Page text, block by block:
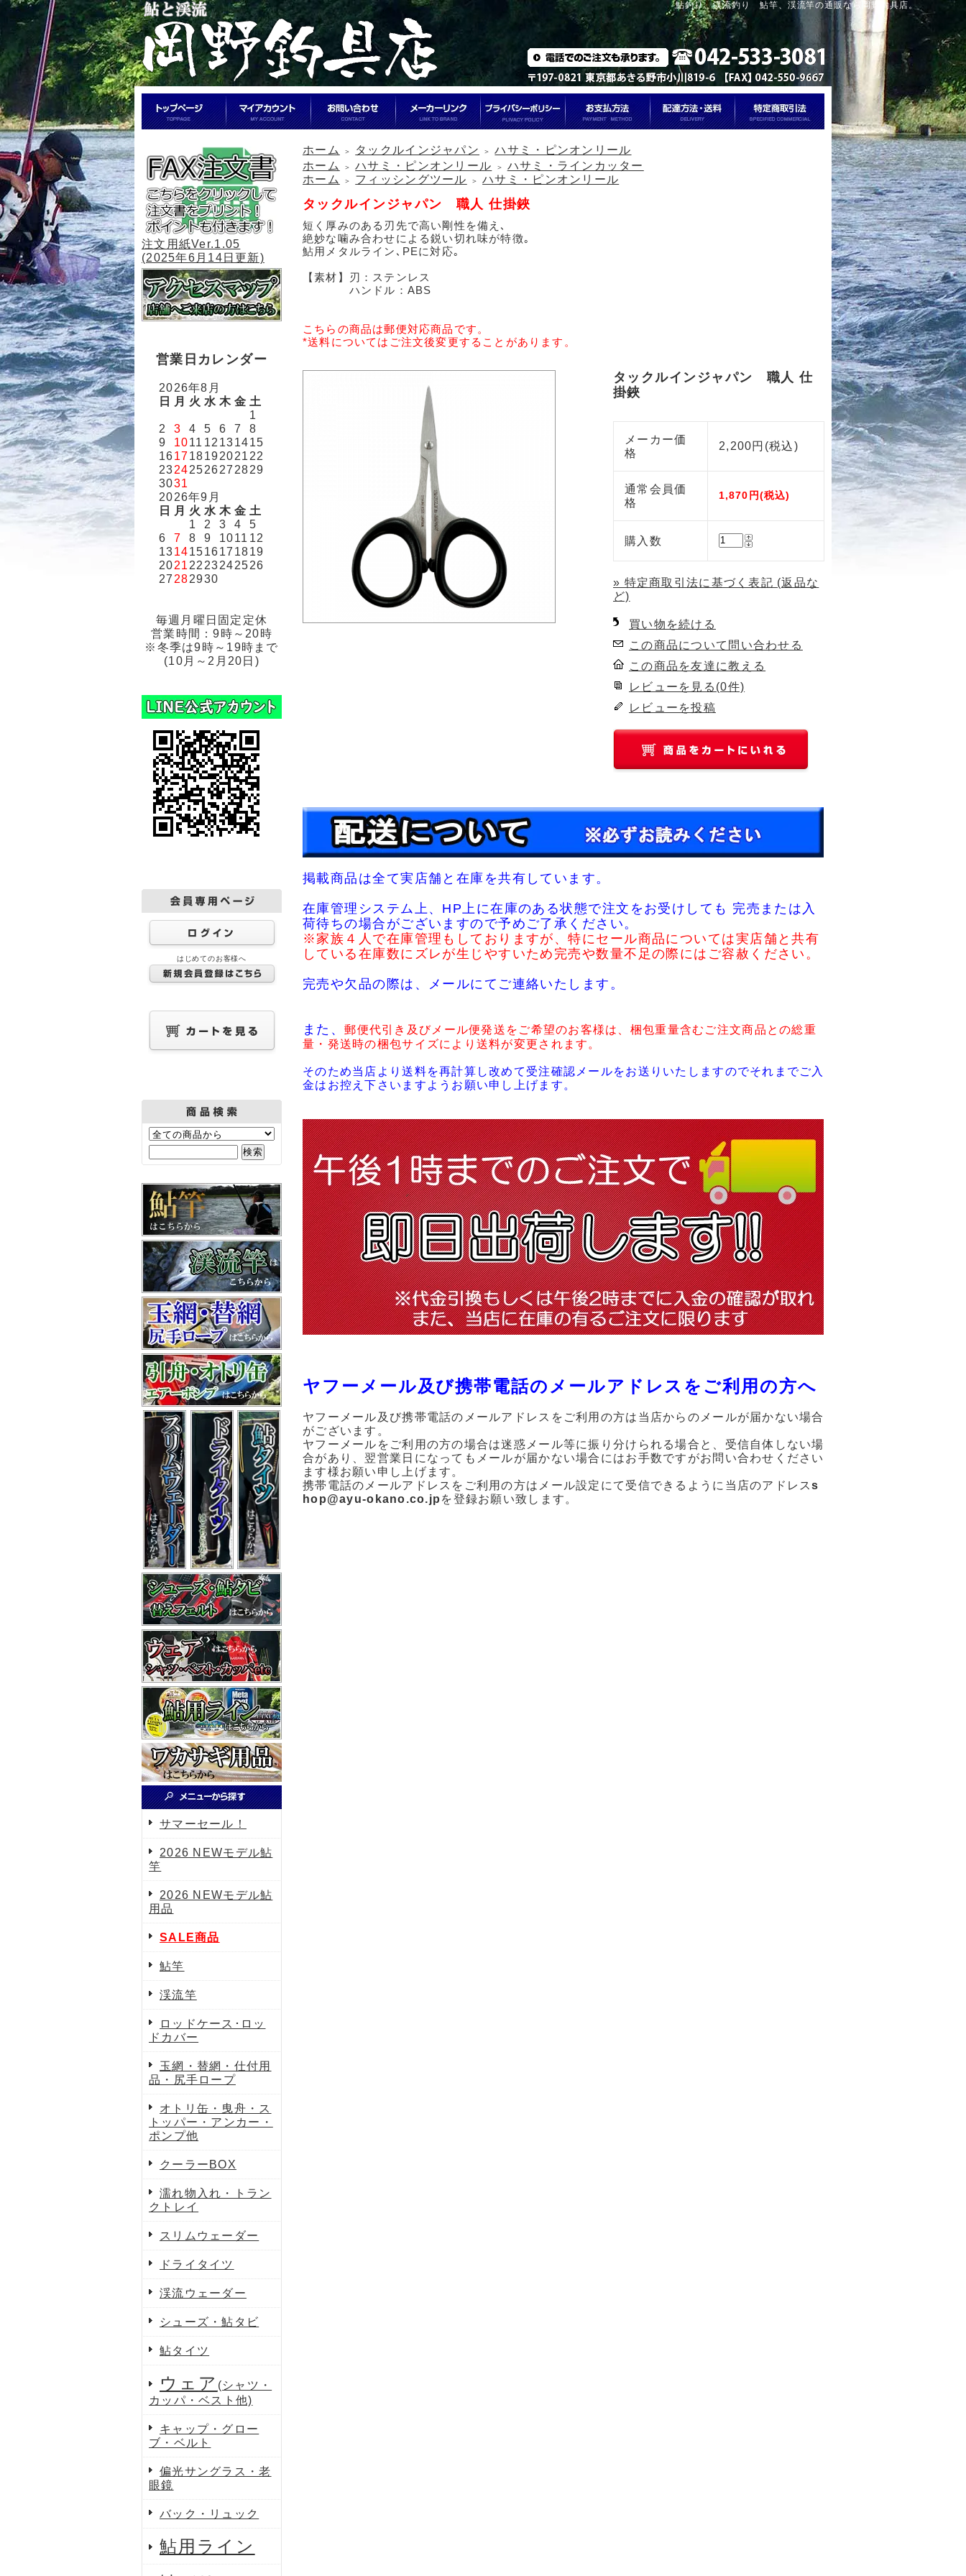
鮎釣り、渓流釣り 鮎竿、渓流竿の通販なら岡野釣具店。
注文用紙Ver.1.05
(2025年6月14日更新)
営業日カレンダー
2026年8月
日
月 火 水 木 金 土
1
2
3 4 5 6 7
8
9
1011 12 131415
161718192021 22
2324252627 2829
3031
2026年9月
日
月 火 水 木 金 土
1
2 3 4
5
6
7 8 9 1011 12
1314151617 1819
2021 22 23242526
27 282930
毎週月曜日固定定休
営業時間：9時～20時
※冬季は9時～19時まで
(10月～2月20日)
はじめてのお客様へ
サマーセール！
2026 NEWモデル鮎
竿
2026 NEWモデル鮎
用品
SALE商品
鮎竿
渓流竿
ロッドケース･ロッ
ドカバー
玉網・替網・仕付用
品・尻手ロープ
オトリ缶・曳舟・ス
トッパー・アンカー・
ポンプ他
クーラーBOX
濡れ物入れ・トラン
クトレイ
スリムウェーダー
ドライタイツ
渓流ウェーダー
シューズ・鮎タビ
鮎タイツ
ウェア (シャツ・
カッパ・ベスト他)
キャップ・グロー
ブ・ベルト
偏光サングラス・老
眼鏡
バック・リュック
鮎用ライン
ホーム ＞ タックルインジャパン ＞
ハサミ・ピンオンリール
ホーム
＞ ハサミ・ピンオンリール ＞
ハサミ・ラインカッター
ホーム
＞ フィッシングツール ＞ ハサミ・ピンオンリール
タックルインジャパン 職人 仕掛鋏
短く厚みのある刃先で高い剛性を備え､
絶妙な噛み合わせによる鋭い切れ味が特徴｡
鮎用メタルライン､PEに対応｡
【素材】刃：ステンレス
ハンドル：ABS
こちらの商品は郵便対応商品です。
*送料についてはご注文後変更することがあります。
タックルインジャパン 職人 仕
掛鋏
メーカー価
格
2,200円(税込)
通常会員価
格
1,870円(税込)
購入数
» 特定商取引法に基づく表記 (返品な
ど)
買い物を続ける
この商品について問い合わせる
この商品を友達に教える
レビューを見る(0件)
レビューを投稿
掲載商品は全て実店舗と在庫を共有しています。
在庫管理システム上、HP上に在庫のある状態で注文をお受けしても 完売または入
荷待ちの場合がございますので予めご了承ください。
※家族４人で在庫管理もしておりますが、特にセール商品については実店舗と共有
している在庫数にズレが生じやすいため完売や数量不足の際にはご容赦ください。
完売や欠品の際は、メールにてご連絡いたします。
また、郵便代引き及びメール便発送をご希望のお客様は、梱包重量含むご注文商品との総重
量・発送時の梱包サイズにより送料が変更されます。
そのため当店より送料を再計算し改めて受注確認メールをお送りいたしますのでそれまでご入
金はお控え下さいますようお願い申し上げます。
ヤフーメール及び携帯電話のメールアドレスをご利用の方へ
ヤフーメール及び携帯電話のメールアドレスをご利用の方は当店からのメールが届かない場合
がございます。
ヤフーメールをご利用の方の場合は迷惑メール等に振り分けられる場合と、受信自体しない場
合があり、翌営業日になってもメールが届かない場合にはお手数ですがお問い合わせください
ます様お願い申し上げます。
携帯電話のメールアドレスをご利用の方はメール設定にて受信できるように当店のアドレスs
hop@ayu-okano.co.jp を登録お願い致します。